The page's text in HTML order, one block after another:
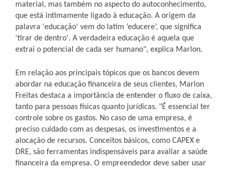
material, mas também no aspecto do autoconhecimento,
que está intimamente ligado à educação. A origem da
palavra 'educação' vem do latim ‘educere’, que significa
'tirar de dentro'. A verdadeira educação é aquela que
extrai o potencial de cada ser humano", explica Marlon.
Em relação aos principais tópicos que os bancos devem
abordar na educação financeira de seus clientes, Marlon
Freitas destaca a importância de entender o fluxo de caixa,
tanto para pessoas físicas quanto jurídicas. "É essencial ter
controle sobre os gastos. No caso de uma empresa, é
preciso cuidado com as despesas, os investimentos e a
alocação de recursos. Conceitos básicos, como CAPEX e
DRE, são ferramentas indispensáveis para avaliar a saúde
financeira da empresa. O empreendedor deve saber usar